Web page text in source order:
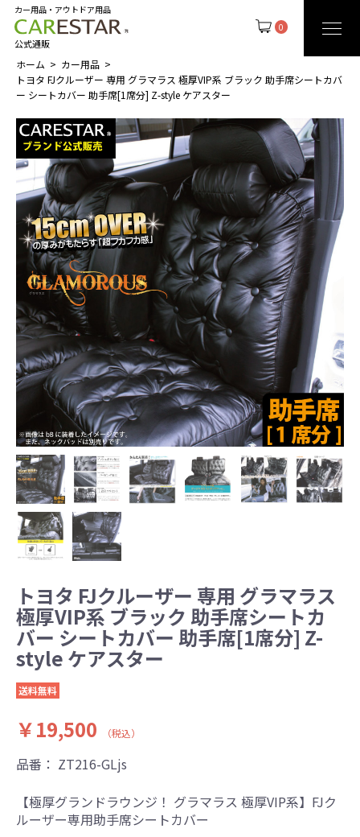
0
カー用品・アウトドア用品
公式通販
ホーム
カー用品
トヨタ FJクルーザー 専用 グラマラス 極厚VIP系 ブラック 助手席シートカバ
ー シートカバー 助手席[1席分] Z-style ケアスター
トヨタ FJクルーザー 専用 グラマラス
極厚VIP系 ブラック 助手席シートカ
バー シートカバー 助手席[1席分] Z-
style ケアスター
送料無料
￥19,500 （税込）
品番： ZT216-GLjs
【極厚グランドラウンジ！ グラマラス 極厚VIP系】FJク
ルーザー専用助手席シートカバー